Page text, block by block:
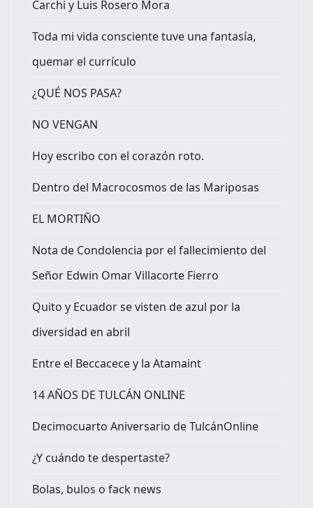
Carchi y Luis Rosero Mora
Toda mi vida consciente tuve una fantasía,
quemar el currículo
¿QUÉ NOS PASA?
NO VENGAN
Hoy escribo con el corazón roto.
Dentro del Macrocosmos de las Mariposas
EL MORTIÑO
Nota de Condolencia por el fallecimiento del
Señor Edwin Omar Villacorte Fierro
Quito y Ecuador se visten de azul por la
diversidad en abril
Entre el Beccacece y la Atamaint
14 AÑOS DE TULCÁN ONLINE
Decimocuarto Aniversario de TulcánOnline
¿Y cuándo te despertaste?
Bolas, bulos o fack news